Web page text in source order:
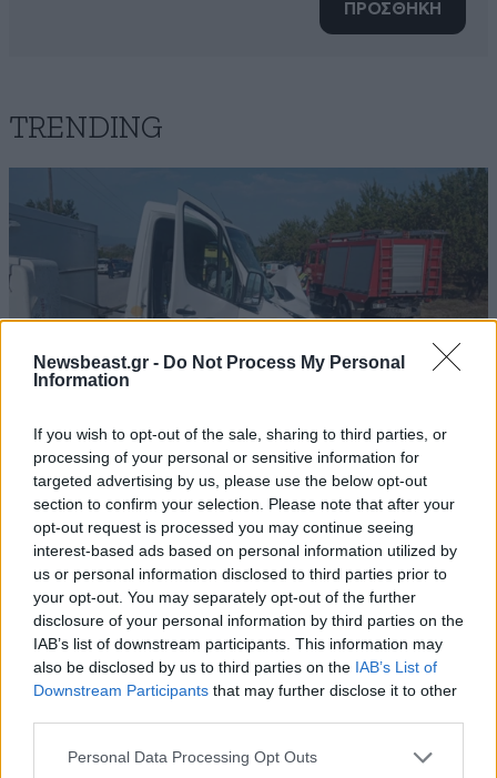
Newsbeast.gr - Do Not Process My Personal
Information
If you wish to opt-out of the sale, sharing to third parties, or
processing of your personal or sensitive information for
targeted advertising by us, please use the below opt-out
section to confirm your selection. Please note that after your
opt-out request is processed you may continue seeing
interest-based ads based on personal information utilized by
us or personal information disclosed to third parties prior to
your opt-out. You may separately opt-out of the further
disclosure of your personal information by third parties on the
IAB’s list of downstream participants. This information may
also be disclosed by us to third parties on the IAB’s List of
Downstream Participants that may further disclose it to other
Please note that this website/app uses one or more Google
Personal Data Processing Opt Outs
ΠΡΟΣΘΗΚΗ
TRENDING
ΕΛΛΑΔΑ 07·08·2026 19:24
Τροχαίο δυστύχημα στις Σέρρες:
Πραγματογνώμονας ρίχνει φως στα αίτια της
τραγωδίας – «Κάποια απόσπαση προσοχής,
ίσως μίλησε στο κινητό»